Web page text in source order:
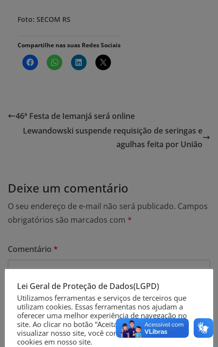
Foto: SECOM RS
Compartilhe nas suas Redes Sociais
46ª Festa de Iemanjá será online
Lewandowski suspende requisição de seringas e
agulhas feita por União
Deixe um comentário
O seu endereço de e-mail não será publicado. Campos
obrigatórios são marcados com *
Comentário *
Lei Geral de Proteção de Dados(LGPD)
Utilizamos ferramentas e serviços de terceiros que
utilizam cookies. Essas ferramentas nos ajudam a
oferecer uma melhor experiência de navegação no
site. Ao clicar no botão “Aceitar” ou continuar a
visualizar nosso site, você concorda com o uso de
cookies em nosso site.